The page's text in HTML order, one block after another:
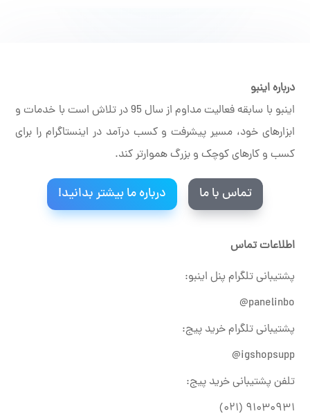
درباره اینبو
اینبو با سابقه فعالیت مداوم از سال 95 در تلاش است با خدمات و
ابزارهای خود، مسیر پیشرفت و کسب درآمد در اینستاگرام را برای
کسب و کارهای کوچک و بزرگ هموارتر کند.
تماس با ما درباره ما بیشتر بدانید!
اطلاعات تماس
پشتیبانی تلگرام پنل اینبو:
panelinbo@
پشتیبانی تلگرام خرید پیج:
igshopsupp@
تلفن پشتیبانی خرید پیج:
۹۱۰۳۰۹۳۱ (۰۲۱)